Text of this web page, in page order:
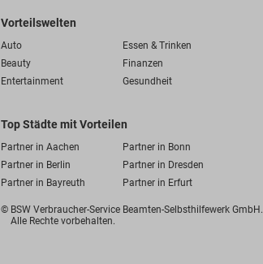
Vorteilswelten
Auto Essen & Trinken
Beauty
Finanzen
Entertainment
Gesundheit
Top Städte mit Vorteilen
Partner in Aachen Partner in Bonn
Partner in Berlin
Partner in Dresden
Partner in Bayreuth
Partner in Erfurt
© BSW Verbraucher-Service Beamten-Selbsthilfewerk GmbH.
Alle Rechte vorbehalten.